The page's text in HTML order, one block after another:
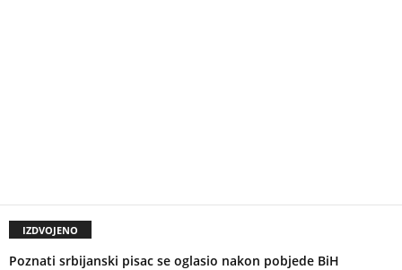
IZDVOJENO
Poznati srbijanski pisac se oglasio nakon pobjede BiH